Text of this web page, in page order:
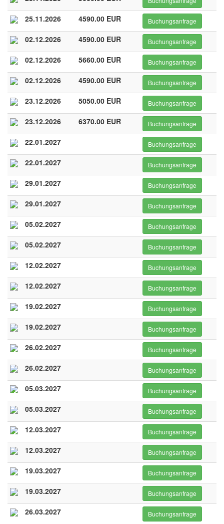
25.11.2026 4590.00 EUR Buchungsanfrage
02.12.2026 4590.00 EUR Buchungsanfrage
02.12.2026 5660.00 EUR Buchungsanfrage
02.12.2026 4590.00 EUR Buchungsanfrage
23.12.2026 5050.00 EUR Buchungsanfrage
23.12.2026 6370.00 EUR Buchungsanfrage
22.01.2027 Buchungsanfrage
22.01.2027 Buchungsanfrage
29.01.2027 Buchungsanfrage
29.01.2027 Buchungsanfrage
05.02.2027 Buchungsanfrage
05.02.2027 Buchungsanfrage
12.02.2027 Buchungsanfrage
12.02.2027 Buchungsanfrage
19.02.2027 Buchungsanfrage
19.02.2027 Buchungsanfrage
26.02.2027 Buchungsanfrage
26.02.2027 Buchungsanfrage
05.03.2027 Buchungsanfrage
05.03.2027 Buchungsanfrage
12.03.2027 Buchungsanfrage
12.03.2027 Buchungsanfrage
19.03.2027 Buchungsanfrage
19.03.2027 Buchungsanfrage
26.03.2027 Buchungsanfrage